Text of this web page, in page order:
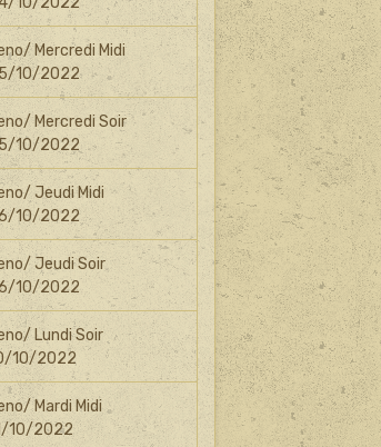
Mercredi Midi
10/2022
Mercredi Soir
10/2022
Jeudi Midi
10/2022
Jeudi Soir
10/2022
Lundi Soir
10/2022
Mardi Midi
10/2022